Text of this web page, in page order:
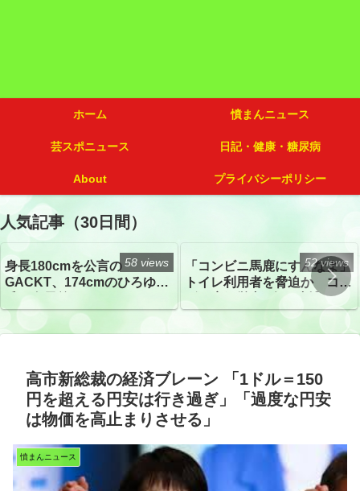
ホーム 憤まんニュース
芸スポニュース 日記・健康・糖尿病
About プライバシーポリシー
人気記事（30日間）
身長180cmを公言の
GACKT、174cmのひろゆき
トざわつき イベントでの写
真が話題
58 views
「コンビニ馬鹿にすんなよ」
トイレ利用者を脅迫か コン
52 views
高市新総裁の経済ブレーン 「1ドル＝150
円を超える円安は行き過ぎ」「過度な円安
は物価を高止まりさせる」
憤まんニュース